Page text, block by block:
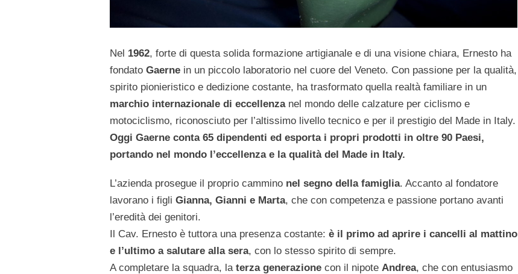
Nel 1962, forte di questa solida formazione artigianale e di una visione chiara, Ernesto ha
fondato Gaerne in un piccolo laboratorio nel cuore del Veneto. Con passione per la qualità,
spirito pionieristico e dedizione costante, ha trasformato quella realtà familiare in un
marchio internazionale di eccellenzanel mondo delle calzature per ciclismo e
motociclismo, riconosciuto per l’altissimo livello tecnico e per il prestigio del Made in Italy.
Oggi Gaerne conta 65 dipendenti ed esporta i propri prodotti in oltre 90 Paesi,
portando nel mondo l’eccellenza e la qualità del Made in Italy.
L’azienda prosegue il proprio cammino nel segno della famiglia. Accanto al fondatore
lavorano i figli Gianna, Gianni e Marta, che con competenza e passione portano avanti
l’eredità dei genitori.
Il Cav. Ernesto è tuttora una presenza costante: è il primo ad aprire i cancelli al mattino
e l’ultimo a salutare alla sera, con lo stesso spirito di sempre.
A completare la squadra, la terza generazione con il nipote Andrea, che con entusiasmo